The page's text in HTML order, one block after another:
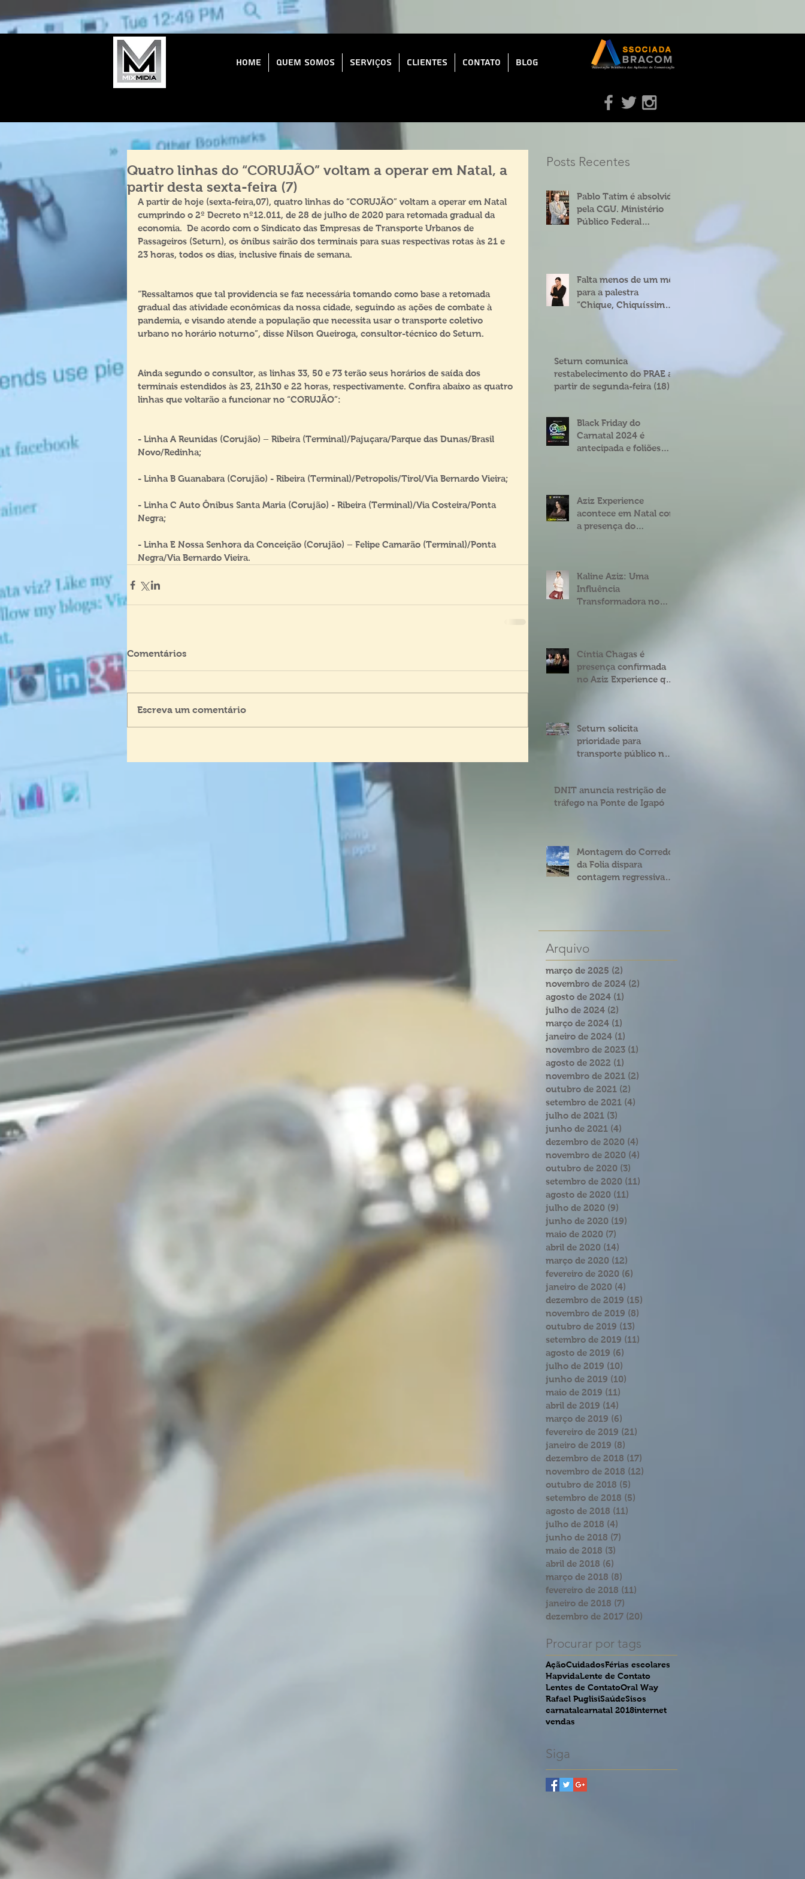
Home Quem Somos Serviços Clientes Contato Blog
Quatro linhas do “CORUJÃO” voltam a operar em Natal, a
partir desta sexta-feira (7)
A partir de hoje (sexta-feira,07), quatro linhas do “CORUJÃO” voltam a operar em Natal
cumprindo o 2º Decreto nº12.011, de 28 de julho de 2020 para retomada gradual da
economia.  De acordo com o Sindicato das Empresas de Transporte Urbanos de
Passageiros (Seturn), os ônibus sairão dos terminais para suas respectivas rotas às 21 e
23 horas, todos os dias, inclusive finais de semana.
“Ressaltamos que tal providencia se faz necessária tomando como base a retomada
gradual das atividade econômicas da nossa cidade, seguindo as ações de combate à
pandemia, e visando atende a população que necessita usar o transporte coletivo
urbano no horário noturno”, disse Nilson Queiroga, consultor-técnico do Seturn.
Ainda segundo o consultor, as linhas 33, 50 e 73 terão seus horários de saída dos
terminais estendidos às 23, 21h30 e 22 horas, respectivamente. Confira abaixo as quatro
linhas que voltarão a funcionar no “CORUJÃO”:
- Linha A Reunidas (Corujão) – Ribeira (Terminal)/Pajuçara/Parque das Dunas/Brasil
Novo/Redinha;
- Linha B Guanabara (Corujão) - Ribeira (Terminal)/Petropolis/Tirol/Via Bernardo Vieira;
- Linha C Auto Ônibus Santa Maria (Corujão) - Ribeira (Terminal)/Via Costeira/Ponta
Negra;
- Linha E Nossa Senhora da Conceição (Corujão) – Felipe Camarão (Terminal)/Ponta
Negra/Via Bernardo Vieira.
Comentários
Escreva um comentário
Posts Recentes
Pablo Tatim é absolvido
pela CGU. Ministério
Público Federal
Falta menos de um mês
para a palestra
“Chique, Chiquíssima”
Seturn comunica
restabelecimento do PRAE a
partir de segunda-feira (18)
Black Friday do
Carnatal 2024 é
antecipada e foliões
Aziz Experience
acontece em Natal com
a presença do
Kaline Aziz: Uma
Influência
Transformadora no
Cíntia Chagas é
presença confirmada
no Aziz Experience que
Seturn solicita
prioridade para
transporte público na
4º Centenário
DNIT anuncia restrição de
tráfego na Ponte de Igapó
Montagem do Corredor
da Folia dispara
contagem regressiva
Arquivo
março de 2025 (2)
novembro de 2024 (2)
agosto de 2024 (1)
julho de 2024 (2)
março de 2024 (1)
janeiro de 2024 (1)
novembro de 2023 (1)
agosto de 2022 (1)
novembro de 2021 (2)
outubro de 2021 (2)
setembro de 2021 (4)
julho de 2021 (3)
junho de 2021 (4)
dezembro de 2020 (4)
novembro de 2020 (4)
outubro de 2020 (3)
setembro de 2020 (11)
agosto de 2020 (11)
julho de 2020 (9)
junho de 2020 (19)
maio de 2020 (7)
abril de 2020 (14)
março de 2020 (12)
fevereiro de 2020 (6)
janeiro de 2020 (4)
dezembro de 2019 (15)
novembro de 2019 (8)
outubro de 2019 (13)
setembro de 2019 (11)
agosto de 2019 (6)
julho de 2019 (10)
junho de 2019 (10)
maio de 2019 (11)
abril de 2019 (14)
março de 2019 (6)
fevereiro de 2019 (21)
janeiro de 2019 (8)
dezembro de 2018 (17)
novembro de 2018 (12)
outubro de 2018 (5)
setembro de 2018 (5)
agosto de 2018 (11)
julho de 2018 (4)
junho de 2018 (7)
maio de 2018 (3)
abril de 2018 (6)
março de 2018 (8)
fevereiro de 2018 (11)
janeiro de 2018 (7)
dezembro de 2017 (20)
Procurar por tags
AçãoCuidadosFérias escolares
HapvidaLente de Contato
Lentes de ContatoOral Way
Rafael PuglisiSaúdeSisos
carnatalcarnatal 2018internet
vendas
Siga